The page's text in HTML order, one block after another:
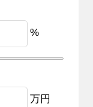
%
万円